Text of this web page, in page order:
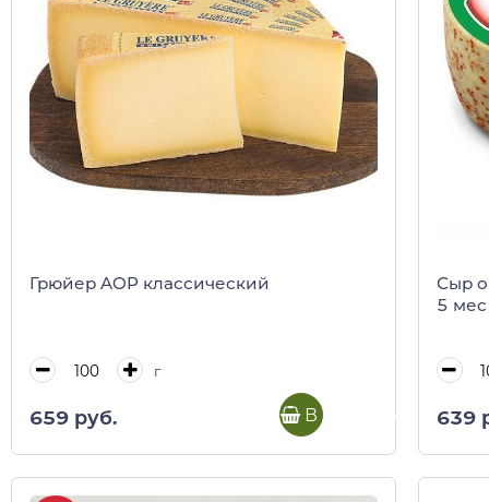
Грюйер AOP классический
г
659 руб. В корзину
Сыр
5 мес
639